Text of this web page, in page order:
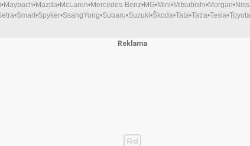
Maybach Mazda McLaren Mercedes-Benz MG Mini Mitsubishi Morgan
Smart Spyker SsangYong Subaru Suzuki Škoda Tata Tatra Tesla Toyota